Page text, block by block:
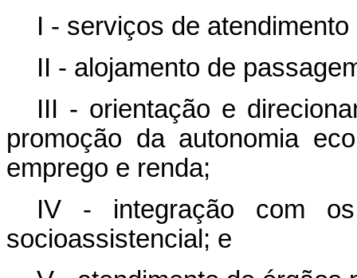
I - serviços de
II - alojamento de
III - orientação e
promoção da autonomia
emprego e renda;
IV - integração com
socioassistencial; e